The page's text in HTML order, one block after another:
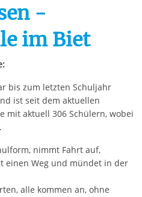
-
im Biet
bis zum letzten Schuljahr
ist seit dem aktuellen
mit aktuell 306 Schülern, wobei
nimmt Fahrt auf,
einen Weg und mündet in der
alle kommen an, ohne